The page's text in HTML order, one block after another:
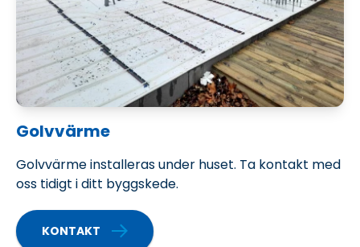
Golvvärme
Golvvärme installeras under huset. Ta kontakt med
oss tidigt i ditt byggskede.
KONTAKT
OM VÄRMEPUMPAR